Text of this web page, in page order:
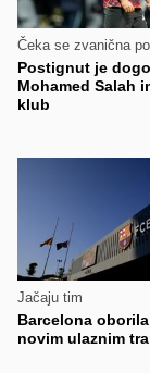
Čeka se zvanična
Postignut je
Mohamed Salah
klub
Jačaju tim
Barcelona
novim ulaznim